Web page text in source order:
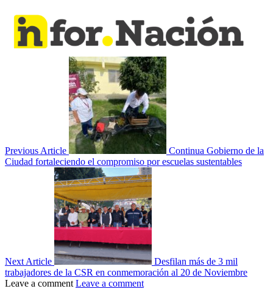
Previous Article
Continua Gobierno de la
Ciudad fortaleciendo el compromiso por escuelas sustentables
Next Article
Desfilan más de 3 mil
trabajadores de la CSR en conmemoración al 20 de Noviembre
Leave a comment Leave a comment